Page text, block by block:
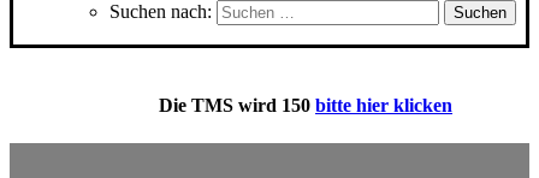
Suchen nach:
Die TMS wird 150 bitte hier klicken